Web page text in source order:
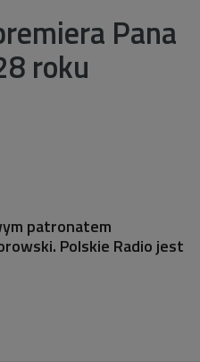
Pana
roku
patronatem
Polskie Radio jest